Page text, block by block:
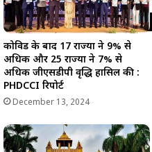
कोविड के बाद 17 राज्यों ने 9% से
अधिक और 25 राज्यों ने 7% से
अधिक जीएसडीपी वृद्धि हासिल की :
PHDCCI रिपोर्ट
December 13, 2024